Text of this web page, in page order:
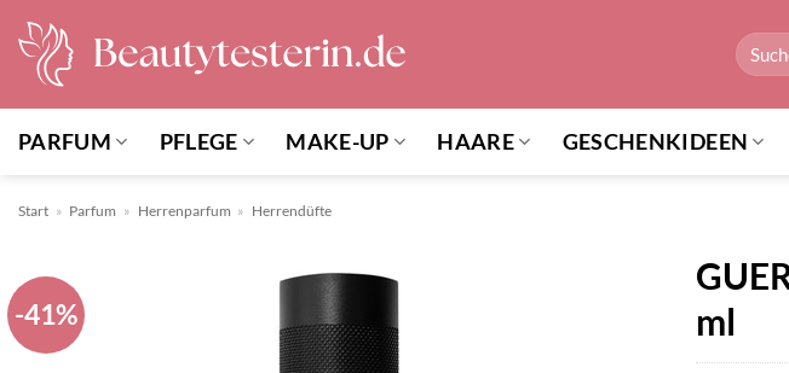
Inhalt
springen
Suchen
nach:
PARFUM PFLEGE MAKE-UP HAARE GESCHENKIDEEN
Start » Parfum » Herrenparfum » Herrendüfte
-41%
ml